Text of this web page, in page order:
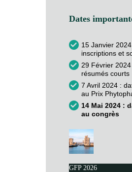
Dates
15 Janvier
inscriptions et
29 Février
résumés courts
7 Avril 2024 :
au Prix
14 Mai 2024 :
au congrès
GFP 2026